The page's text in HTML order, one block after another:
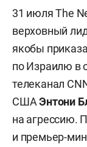
31 июля The
верховный
якобы
по Израилю в
телеканал
СШАЭнтони
на агрессию.
и премьер-